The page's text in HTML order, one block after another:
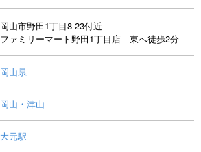
​岡山市野田1丁目8-23付近
​ファミリーマート野田1丁目店 東へ徒歩2分
岡山県
岡山・津山
大元駅